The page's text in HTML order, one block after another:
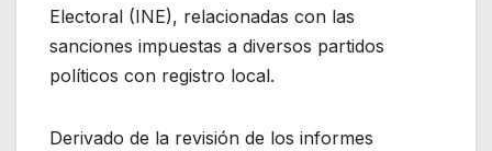
Electoral (INE), relacionadas con las
sanciones impuestas a diversos partidos
políticos con registro local.
Derivado de la revisión de los informes